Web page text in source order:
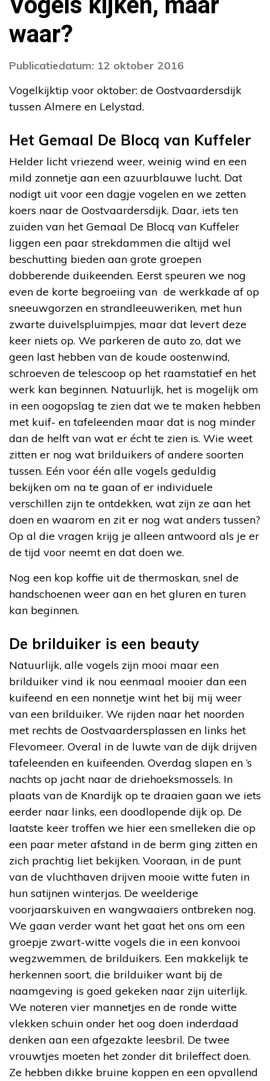
waar?
Publicatiedatum: 12 oktober 2016
Vogelkijktip voor oktober: de Oostvaardersdijk
tussen Almere en Lelystad.
Het Gemaal De Blocq van Kuffeler
Helder licht vriezend weer, weinig wind en een
mild zonnetje aan een azuurblauwe lucht. Dat
nodigt uit voor een dagje vogelen en we zetten
koers naar de Oostvaardersdijk. Daar, iets ten
zuiden van het Gemaal De Blocq van Kuffeler
liggen een paar strekdammen die altijd wel
beschutting bieden aan grote groepen
dobberende duikeenden. Eerst speuren we nog
even de korte begroeiing van de werkkade af op
sneeuwgorzen en strandleeuweriken, met hun
zwarte duivelspluimpjes, maar dat levert deze
keer niets op. We parkeren de auto zo, dat we
geen last hebben van de koude oostenwind,
schroeven de telescoop op het raamstatief en het
werk kan beginnen. Natuurlijk, het is mogelijk om
in een oogopslag te zien dat we te maken hebben
met kuif- en tafeleenden maar dat is nog minder
dan de helft van wat er écht te zien is. Wie weet
zitten er nog wat brilduikers of andere soorten
tussen. Eén voor één alle vogels geduldig
bekijken om na te gaan of er individuele
verschillen zijn te ontdekken, wat zijn ze aan het
doen en waarom en zit er nog wat anders tussen?
Op al die vragen krijg je alleen antwoord als je er
de tijd voor neemt en dat doen we.
Nog een kop koffie uit de thermoskan, snel de
handschoenen weer aan en het gluren en turen
kan beginnen.
De brilduiker is een beauty
Natuurlijk, alle vogels zijn mooi maar een
brilduiker vind ik nou eenmaal mooier dan een
kuifeend en een nonnetje wint het bij mij weer
van een brilduiker. We rijden naar het noorden
met rechts de Oostvaardersplassen en links het
Flevomeer. Overal in de luwte van de dijk drijven
tafeleenden en kuifeenden. Overdag slapen en ’s
nachts op jacht naar de driehoeksmossels. In
plaats van de Knardijk op te draaien gaan we iets
eerder naar links, een doodlopende dijk op. De
laatste keer troffen we hier een smelleken die op
een paar meter afstand in de berm ging zitten en
zich prachtig liet bekijken. Vooraan, in de punt
van de vluchthaven drijven mooie witte futen in
hun satijnen winterjas. De weelderige
voorjaarskuiven en wangwaaiers ontbreken nog.
We gaan verder want het gaat het ons om een
groepje zwart-witte vogels die in een konvooi
wegzwemmen, de brilduikers. Een makkelijk te
herkennen soort, die brilduiker want bij de
naamgeving is goed gekeken naar zijn uiterlijk.
We noteren vier mannetjes en de ronde witte
vlekken schuin onder het oog doen inderdaad
denken aan een afgezakte leesbril. De twee
vrouwtjes moeten het zonder dit brileffect doen.
Ze hebben dikke bruine koppen en een opvallend